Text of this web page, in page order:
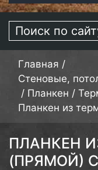
Главная /
Стеновые,
/ Планкен /
Планкен из
ПЛАНКЕН
(ПРЯМОЙ)